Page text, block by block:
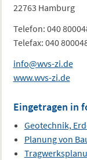
22763 Hamburg
Telefon: 040
Telefax: 040
info@wvs-zi.de
www.wvs-zi.de
Eingetragen in
Geotechnik,
Planung von